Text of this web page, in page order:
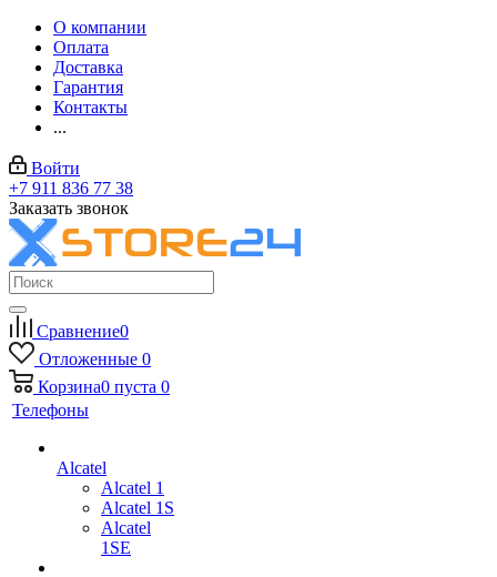
О компании
Оплата
Доставка
Гарантия
Контакты
...
Войти
+7 911 836 77 38
Заказать звонок
Сравнение0
Отложенные 0
Корзина0 пуста 0
Телефоны
Alcatel
Alcatel 1
Alcatel 1S
Alcatel
1SE